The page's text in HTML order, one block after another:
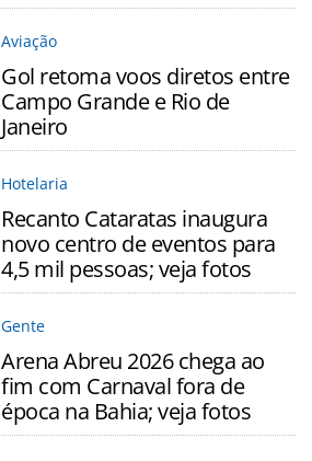
Aviação
Gol retoma voos diretos entre
Campo Grande e Rio de
Janeiro
Hotelaria
Recanto Cataratas inaugura
novo centro de eventos para
4,5 mil pessoas; veja fotos
Gente
Arena Abreu 2026 chega ao
fim com Carnaval fora de
época na Bahia; veja fotos